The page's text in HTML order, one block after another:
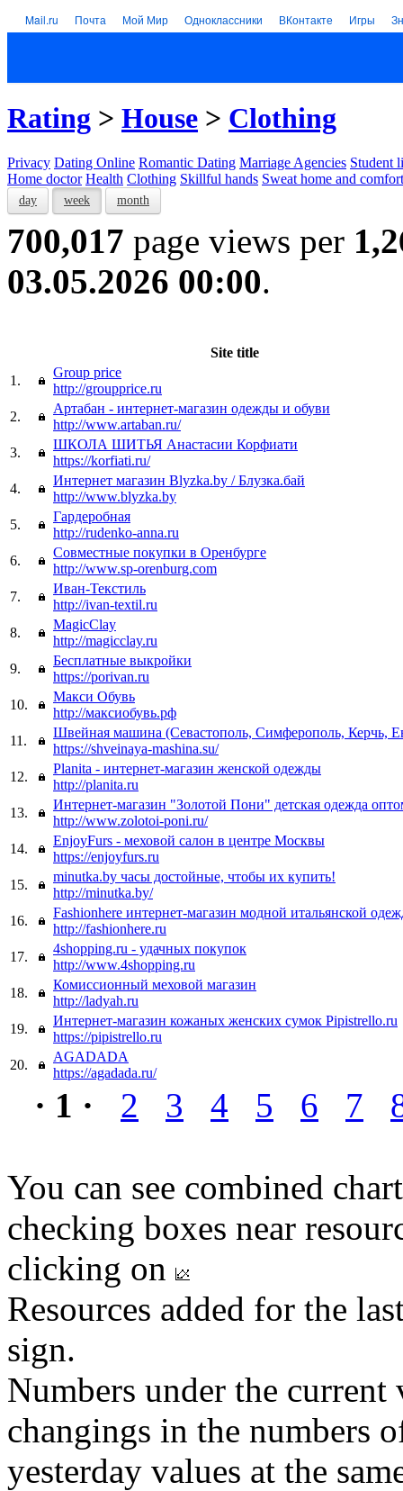
Mail.ru Почта Мой Мир Одноклассники ВКонтакте Игры
Rating > House > Clothing
Privacy Dating Online Romantic Dating Marriage Agencies Student
Home doctor Health Clothing Skillful hands Sweat home and comfort
day week month
700,017 page views per
03.05.2026 00:00.
Site title
1.
Group price
http://groupprice.ru
2.
Артабан - интернет-магазин одежды и обуви
http://www.artaban.ru/
3.
ШКОЛА ШИТЬЯ Анастасии Корфиати
https://korfiati.ru/
4.
Интернет магазин Blyzka.by / Блузка.бай
http://www.blyzka.by
5.
Гардеробная
http://rudenko-anna.ru
6.
Совместные покупки в Оренбурге
http://www.sp-orenburg.com
7.
Иван-Текстиль
http://ivan-textil.ru
8.
MagicClay
http://magicclay.ru
9.
Бесплатные выкройки
https://porivan.ru
10.
Макси Обувь
http://максиобувь.рф
11.
Швейная машина (Севастополь, Симферополь, Керчь,
https://shveinaya-mashina.su/
12.
Planita - интернет-магазин женской одежды
http://planita.ru
13.
Интернет-магазин "Золотой Пони" детская одежда
http://www.zolotoi-poni.ru/
14.
EnjoyFurs - меховой салон в центре Москвы
https://enjoyfurs.ru
15.
minutka.by часы достойные, чтобы их купить!
http://minutka.by/
16.
Fashionhere интернет-магазин модной итальянской
http://fashionhere.ru
17.
4shopping.ru - удачных покупок
http://www.4shopping.ru
18.
Комиссионный меховой магазин
http://ladyah.ru
19.
Интернет-магазин кожаных женских сумок Pipistrello.ru
https://pipistrello.ru
20.
AGADADA
https://agadada.ru/
· 1 · 2 3 4 5 6 7
You can see combined
checking boxes near
clicking on
Resources added for the
sign.
Numbers under the
changings in the numbers
yesterday values at the